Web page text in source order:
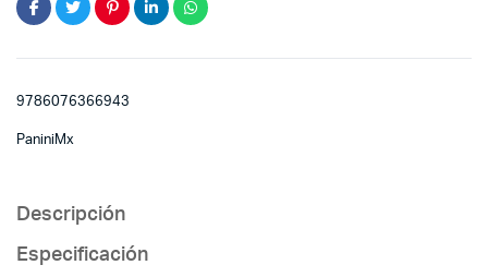
9786076366943
PaniniMx
Descripción
Especificación